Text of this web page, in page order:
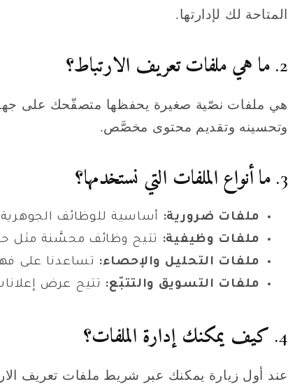
المتاحة لك لإدارتها.
2. ما هي ملفات تعريف الارتباط؟
هي ملفات نصّية صغيرة يحفظها متصفّحك على
وتحسينه وتقديم محتوى مخصَّص.
3. ما أنواع الملفات التي نستخدمها؟
ملفات ضرورية: أساسية للوظائف
ملفات وظيفية: تتيح وظائف محسَّنة مثل
ملفات التحليل والإحصاء: تساعدنا على
ملفات التسويق والتتبّع: تتيح عرض
4. كيف يمكنك إدارة الملفات؟
عند أول زيارة يمكنك عبر شريط ملفات تعريف